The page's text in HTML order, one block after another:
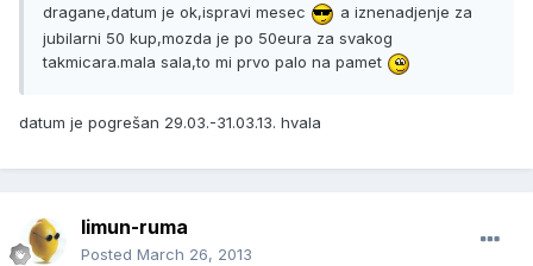
dragane,datum je ok,ispravi mesec
a iznenadjenje za
jubilarni 50 kup,mozda je po 50eura za svakog
takmicara.mala sala,to mi prvo palo na pamet
datum je pogrešan 29.03.-31.03.13. hvala
limun-ruma
Posted March 26, 2013